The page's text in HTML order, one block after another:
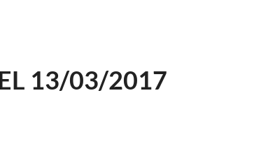
13/03/2017